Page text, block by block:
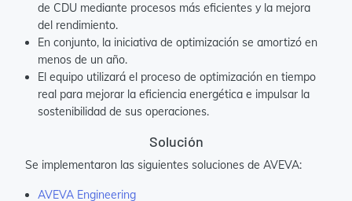
de CDU mediante procesos más eficientes y la mejora
del rendimiento.
En conjunto, la iniciativa de optimización se amortizó en
menos de un año.
El equipo utilizará el proceso de optimización en tiempo
real para mejorar la eficiencia energética e impulsar la
sostenibilidad de sus operaciones.
Solución
Se implementaron las siguientes soluciones de AVEVA:
AVEVA Engineering